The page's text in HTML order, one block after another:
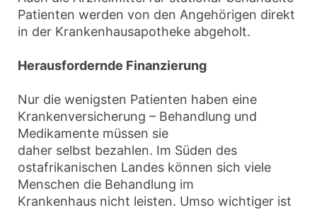
Patienten werden von den Angehörigen direkt
in der Krankenhausapotheke abgeholt.
Herausfordernde Finanzierung
Nur die wenigsten Patienten haben eine
Krankenversicherung – Behandlung und
Medikamente müssen sie
daher selbst bezahlen. Im Süden des
ostafrikanischen Landes können sich viele
Menschen die Behandlung im
Krankenhaus nicht leisten. Umso wichtiger ist